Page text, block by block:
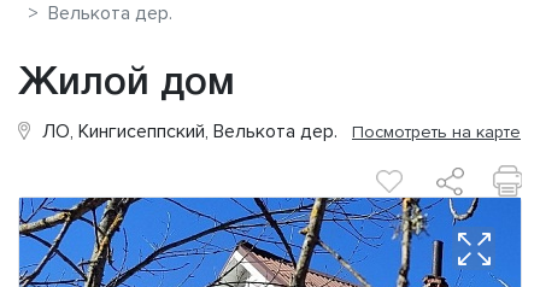
Велькота дер.
Жилой дом
ЛО, Кингисеппский, Велькота дер. Посмотреть на карте